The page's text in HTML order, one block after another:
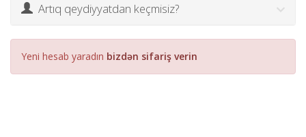
Artıq qeydiyyatdan keçmisiz?
Yeni hesab yaradın bizdən sifariş verin